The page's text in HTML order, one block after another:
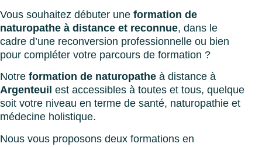
Vous souhaitez débuter une formation de
naturopathe à distance et reconnue, dans le
cadre d’une reconversion professionnelle ou bien
pour compléter votre parcours de formation ?
Notre formation de naturopathe à distance à
Argenteuil est accessibles à toutes et tous, quelque
soit votre niveau en terme de santé, naturopathie et
médecine holistique.
Nous vous proposons deux formations en